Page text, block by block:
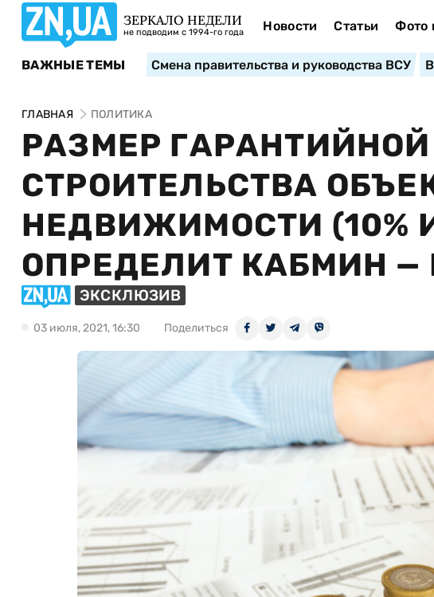
ЗЕРКАЛО НЕДЕЛИ
не подводим с 1994-го года Новости Статьи Фото
ВАЖНЫЕ ТЕМЫ Смена правительства и руководства ВСУ
ГЛАВНАЯ ПОЛИТИКА
РАЗМЕР
СТРОИТЕЛЬСТВА
НЕДВИЖИМОСТИ (10%
ОПРЕДЕЛИТ КАБМИН
ЭКСКЛЮЗИВ
03 июля, 2021, 16:30 Поделиться